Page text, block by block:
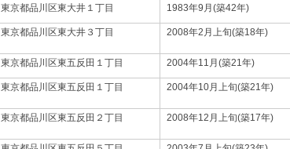
東京都品川区東大井１丁目 1983年9月(築42年)
東京都品川区東大井３丁目 2008年2月上旬(築18年)
東京都品川区東五反田１丁目 2004年11月(築21年)
東京都品川区東五反田１丁目 2004年10月上旬(築21年)
東京都品川区東五反田２丁目 2008年12月上旬(築17年)